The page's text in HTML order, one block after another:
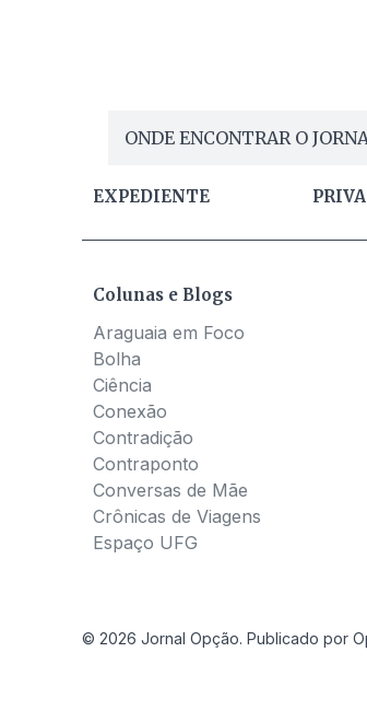
ONDE ENCONTRAR O
EXPEDIENTE
Colunas e Blogs
Araguaia em Foco
Bolha
Ciência
Conexão
Contradição
Contraponto
Conversas de Mãe
Crônicas de Viagens
Espaço UFG
© 2026 Jornal Opção. Publicado por